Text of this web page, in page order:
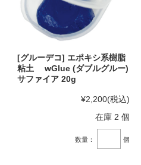
[グルーデコ] エポキシ系樹脂
粘土 wGlue (ダブルグルー)
サファイア 20g
¥2,200(税込)
在庫 2 個
数量： 個